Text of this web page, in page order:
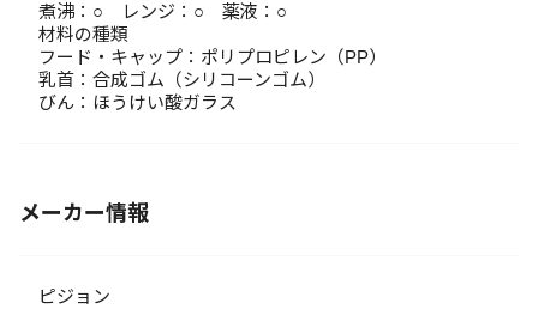
煮沸：○ レンジ：○ 薬液：○
材料の種類
フード・キャップ：ポリプロピレン（PP）
乳首：合成ゴム（シリコーンゴム）
びん：ほうけい酸ガラス
メーカー情報
ピジョン